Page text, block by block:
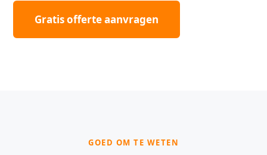
Gratis offerte aanvragen
GOED OM TE WETEN